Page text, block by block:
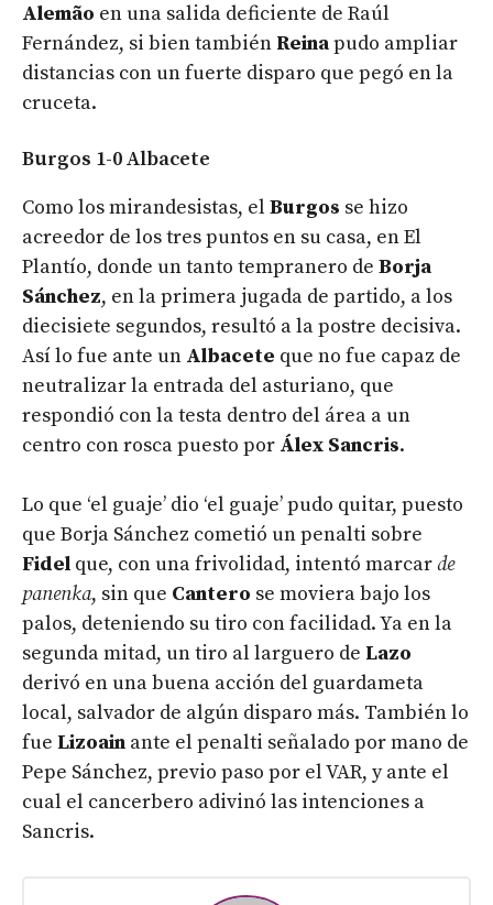
Alemão en una salida deficiente de Raúl
Fernández, si bien también Reinapudo ampliar
distancias con un fuerte disparo que pegó en la
cruceta.
Burgos 1-0 Albacete
Como los mirandesistas, el Burgos se hizo
acreedor de los tres puntos en su casa, en El
Plantío, donde un tanto tempranero de Borja
Sánchez, en la primera jugada de partido, a los
diecisiete segundos, resultó a la postre decisiva.
Así lo fue ante un Albacete que no fue capaz de
neutralizar la entrada del asturiano, que
respondió con la testa dentro del área a un
centro con rosca puesto por Álex Sancris.
Lo que ‘el guaje’ dio ‘el guaje’ pudo quitar, puesto
que Borja Sánchez cometió un penalti sobre
Fidel que, con una frivolidad, intentó marcarde
panenka, sin que Cantero se moviera bajo los
palos, deteniendo su tiro con facilidad. Ya en la
segunda mitad, un tiro al larguero de Lazo
derivó en una buena acción del guardameta
local, salvador de algún disparo más. También lo
fue Lizoain ante el penalti señalado por mano de
Pepe Sánchez, previo paso por el VAR, y ante el
cual el cancerbero adivinó las intenciones a
Sancris.